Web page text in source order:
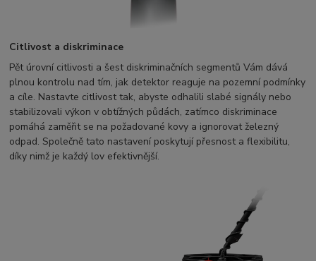
Citlivost a diskriminace
Pět úrovní citlivosti a šest diskriminačních segmentů Vám dává
plnou kontrolu nad tím, jak detektor reaguje na pozemní podmínky
a cíle. Nastavte citlivost tak, abyste odhalili slabé signály nebo
stabilizovali výkon v obtížných půdách, zatímco diskriminace
pomáhá zaměřit se na požadované kovy a ignorovat železný
odpad. Společně tato nastavení poskytují přesnost a flexibilitu,
díky nimž je každý lov efektivnější.